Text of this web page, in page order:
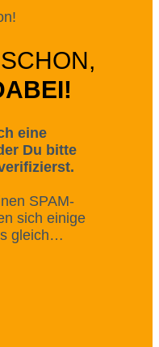
eine
Du bitte
SPAM-
sich einige
gleich…